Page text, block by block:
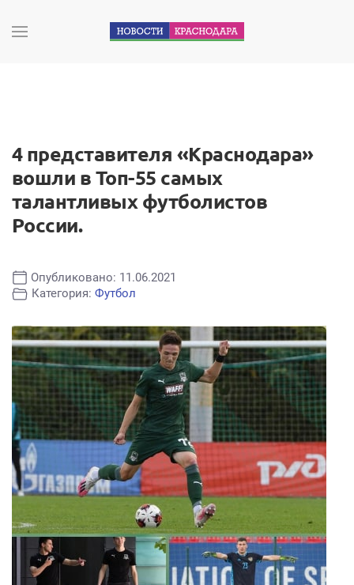
4 представителя «Краснодара»
вошли в Топ-55 самых
талантливых футболистов
России.
Опубликовано: 11.06.2021
Категория: Футбол